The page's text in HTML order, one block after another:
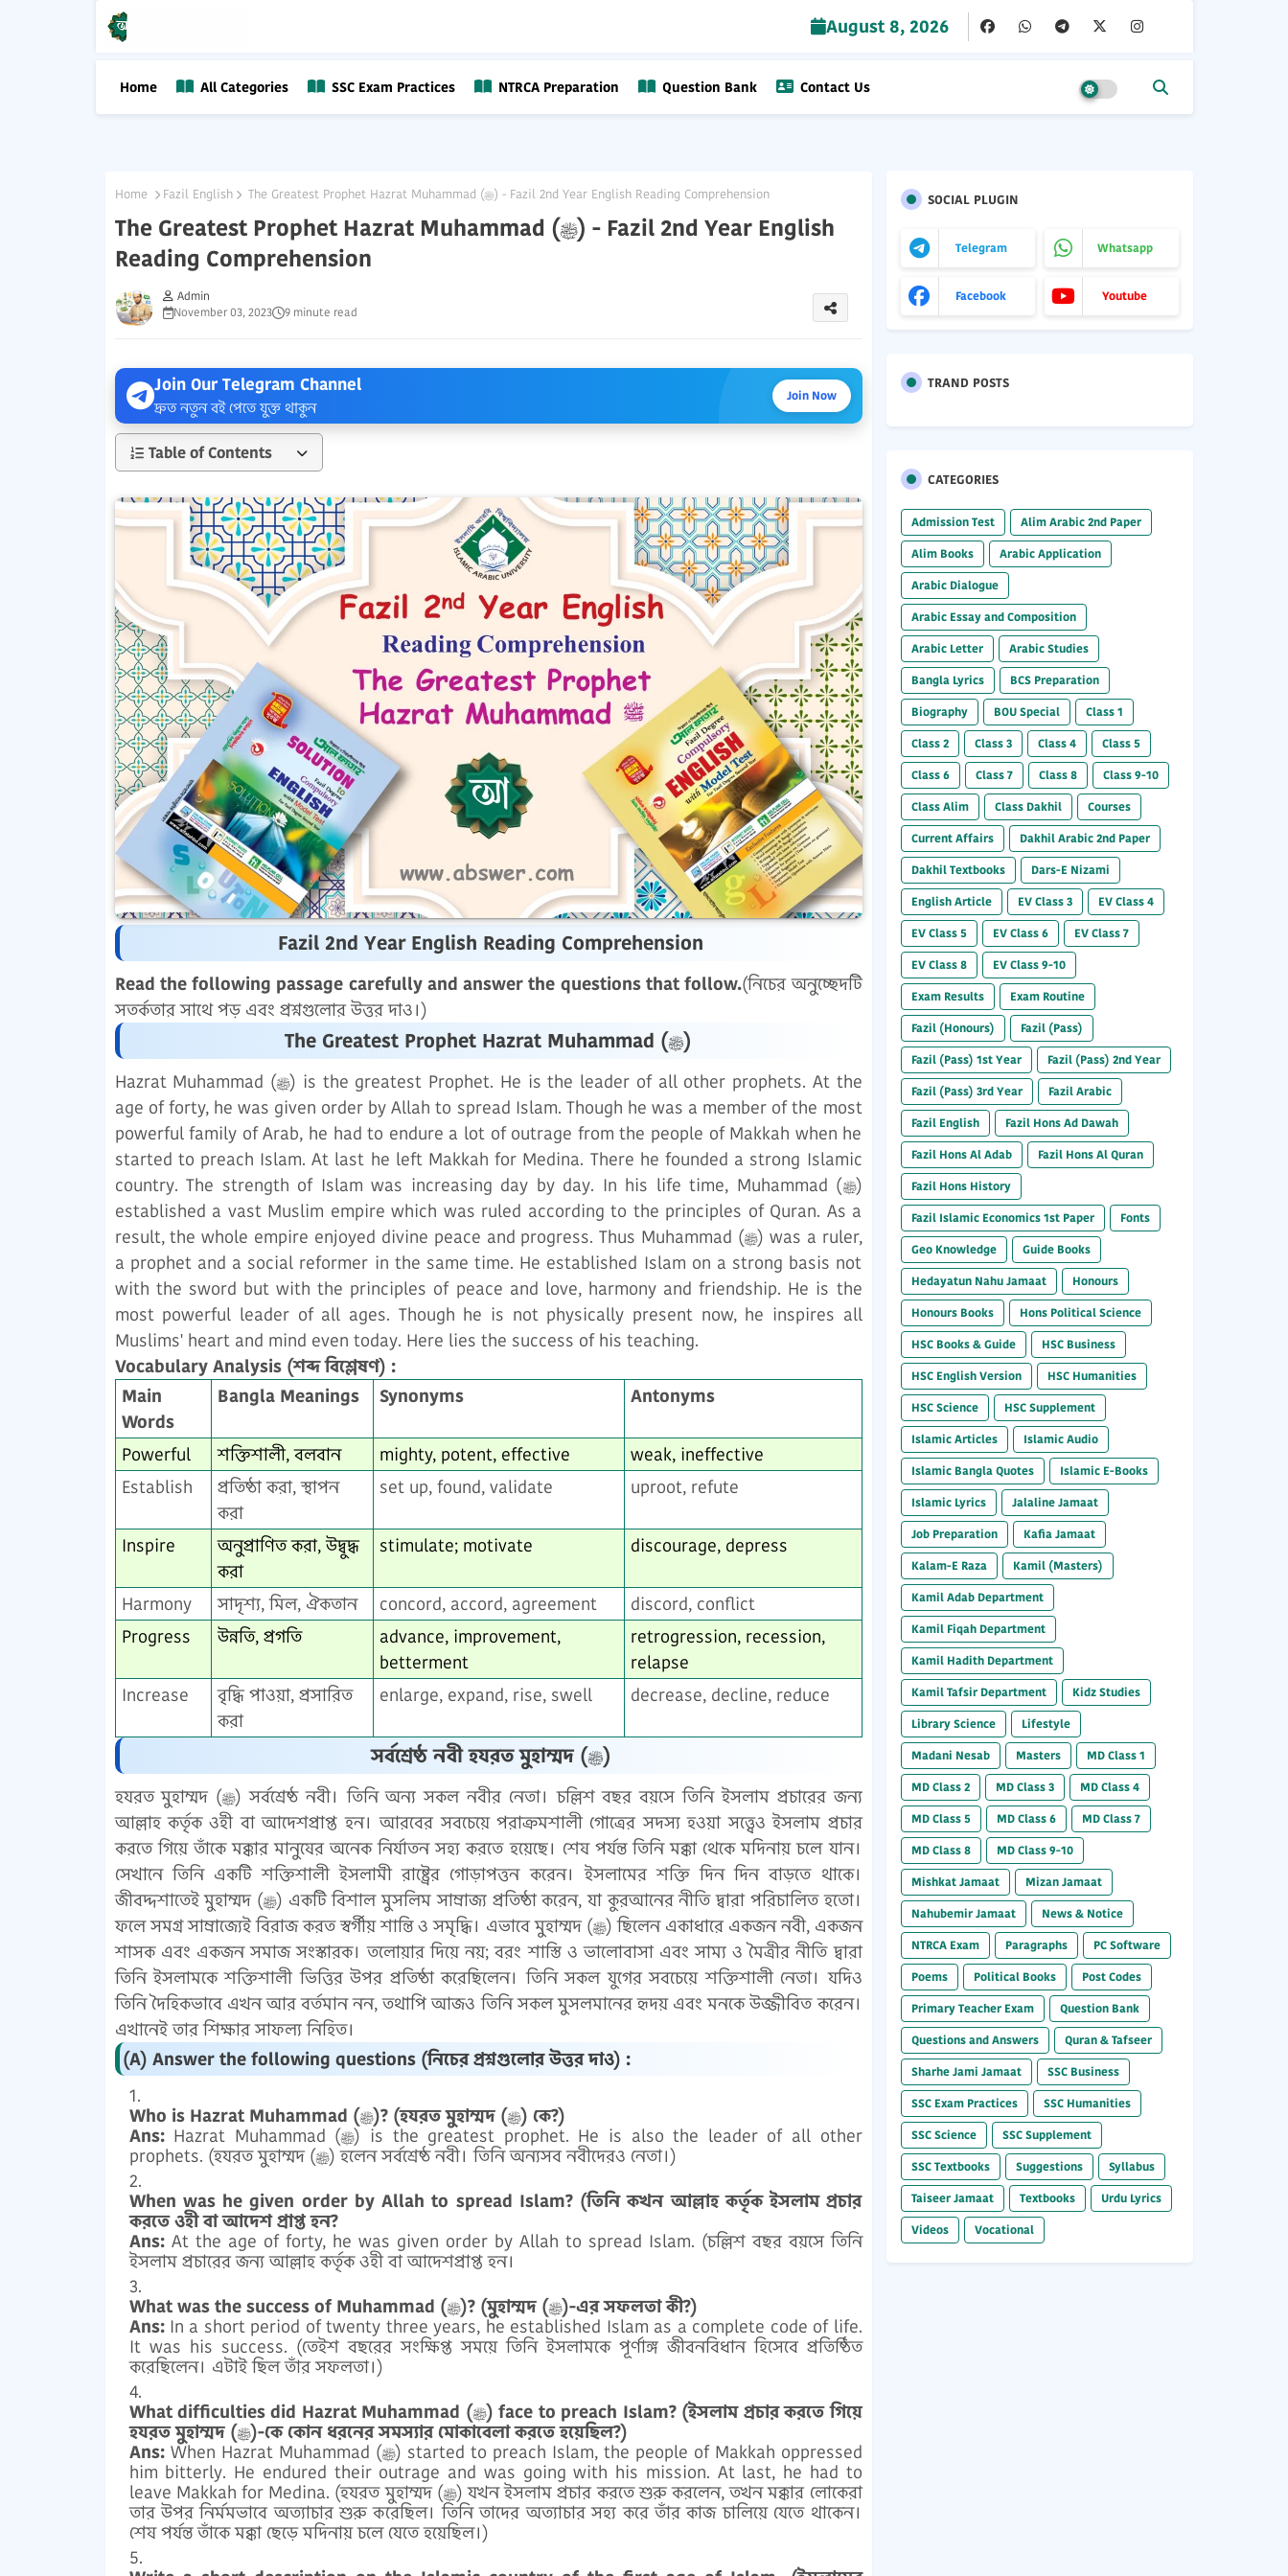
August 8, 2026
Home All Categories SSC Exam Practices NTRCA Preparation Question Bank Contact Us
Home Fazil English The Greatest Prophet Hazrat Muhammad (ﷺ) - Fazil 2nd Year English Reading Comprehension
The Greatest Prophet Hazrat Muhammad (ﷺ) - Fazil 2nd Year English
Reading Comprehension
Admin
November 03, 2023
9 minute read
Join Our Telegram Channel
দ্রুত নতুন বই পেতে যুক্ত থাকুন
Join Now
Table of Contents
Fazil 2nd Year English Reading Comprehension
Read the following passage carefully and answer the questions that follow.(নিচের অনুচ্ছেদটি
সতর্কতার সাথে পড় এবং প্রশ্নগুলোর উত্তর দাও।)
The Greatest Prophet Hazrat Muhammad (ﷺ)
Hazrat Muhammad (ﷺ) is the greatest Prophet. He is the leader of all other prophets. At the
age of forty, he was given order by Allah to spread Islam. Though he was a member of the most
powerful family of Arab, he had to endure a lot of outrage from the people of Makkah when he
started to preach Islam. At last he left Makkah for Medina. There he founded a strong Islamic
country. The strength of Islam was increasing day by day. In his life time, Muhammad (ﷺ)
established a vast Muslim empire which was ruled according to the principles of Quran. As a
result, the whole empire enjoyed divine peace and progress. Thus Muhammad (ﷺ) was a ruler,
a prophet and a social reformer in the same time. He established Islam on a strong basis not
with the sword but with the principles of peace and love, harmony and friendship. He is the
most powerful leader of all ages. Though he is not physically present now, he inspires all
Muslims' heart and mind even today. Here lies the success of his teaching.
Vocabulary Analysis (শব্দ বিশ্লেষণ) :
Main
Words
Bangla Meanings Synonyms Antonyms
Powerful শক্তিশালী, বলবান mighty, potent, effective
weak, ineffective
Establish
প্রতিষ্ঠা করা, স্থাপন
করা
set up, found, validate uproot, refute
Inspire
অনুপ্রাণিত করা, উদ্বুদ্ধ
করা
stimulate; motivate discourage, depress
Harmony সাদৃশ্য, মিল, ঐকতান concord, accord, agreement
discord, conflict
Progress
উন্নতি, প্রগতি
advance, improvement,
betterment
retrogression, recession,
relapse
Increase
বৃদ্ধি পাওয়া, প্রসারিত
করা
enlarge, expand, rise, swell decrease, decline, reduce
সর্বশ্রেষ্ঠ নবী হযরত মুহাম্মদ (ﷺ)
হযরত মুহাম্মদ (ﷺ) সর্বশ্রেষ্ঠ নবী। তিনি অন্য সকল নবীর নেতা। চল্লিশ বছর বয়সে তিনি ইসলাম প্রচারের জন্য
আল্লাহ কর্তৃক ওহী বা আদেশপ্রাপ্ত হন। আরবের সবচেয়ে পরাক্রমশালী গোত্রের সদস্য হওয়া সত্ত্বেও ইসলাম প্রচার
করতে গিয়ে তাঁকে মক্কার মানুষের অনেক নির্যাতন সহ্য করতে হয়েছে। শেষ পর্যন্ত তিনি মক্কা থেকে মদিনায় চলে যান।
সেখানে তিনি একটি শক্তিশালী ইসলামী রাষ্ট্রের গোড়াপত্তন করেন। ইসলামের শক্তি দিন দিন বাড়তে থাকে।
জীবদ্দশাতেই মুহাম্মদ (ﷺ) একটি বিশাল মুসলিম সাম্রাজ্য প্রতিষ্ঠা করেন, যা কুরআনের নীতি দ্বারা পরিচালিত হতো।
ফলে সমগ্র সাম্রাজ্যেই বিরাজ করত স্বর্গীয় শান্তি ও সমৃদ্ধি। এভাবে মুহাম্মদ (ﷺ) ছিলেন একাধারে একজন নবী, একজন
শাসক এবং একজন সমাজ সংস্কারক। তলোয়ার দিয়ে নয়; বরং শাস্তি ও ভালোবাসা এবং সাম্য ও মৈত্রীর নীতি দ্বারা
তিনি ইসলামকে শক্তিশালী ভিত্তির উপর প্রতিষ্ঠা করেছিলেন। তিনি সকল যুগের সবচেয়ে শক্তিশালী নেতা। যদিও
তিনি দৈহিকভাবে এখন আর বর্তমান নন, তথাপি আজও তিনি সকল মুসলমানের হৃদয় এবং মনকে উজ্জীবিত করেন।
এখানেই তার শিক্ষার সাফল্য নিহিত।
(A) Answer the following questions (নিচের প্রশ্নগুলোর উত্তর দাও) :
Who is Hazrat Muhammad (ﷺ)? (হযরত মুহাম্মদ (ﷺ) কে?)
Ans:Hazrat Muhammad (ﷺ) is the greatest prophet. He is also the leader of all other
prophets. (হযরত মুহাম্মদ (ﷺ) হলেন সর্বশ্রেষ্ঠ নবী। তিনি অন্যসব নবীদেরও নেতা।)
When was he given order by Allah to spread Islam? (তিনি কখন আল্লাহ কর্তৃক ইসলাম প্রচার
করতে ওহী বা আদেশ প্রাপ্ত হন?
Ans: At the age of forty, he was given order by Allah to spread Islam. (চল্লিশ বছর বয়সে তিনি
ইসলাম প্রচারের জন্য আল্লাহ কর্তৃক ওহী বা আদেশপ্রাপ্ত হন।
What was the success of Muhammad (ﷺ)? (মুহাম্মদ (ﷺ)-এর সফলতা কী?)
Ans: In a short period of twenty three years, he established Islam as a complete code of life.
It was his success. (তেইশ বছরের সংক্ষিপ্ত সময়ে তিনি ইসলামকে পূর্ণাঙ্গ জীবনবিধান হিসেবে প্রতিষ্ঠিত
করেছিলেন। এটাই ছিল তাঁর সফলতা।)
What difficulties did Hazrat Muhammad (ﷺ) face to preach Islam? (ইসলাম প্রচার করতে গিয়ে
হযরত মুহাম্মদ (ﷺ)-কে কোন ধরনের সমস্যার মোকাবেলা করতে হয়েছিল?)
Ans: When Hazrat Muhammad (ﷺ) started to preach Islam, the people of Makkah oppressed
him bitterly. He endured their outrage and was going with his mission. At last, he had to
leave Makkah for Medina. (হযরত মুহাম্মদ (ﷺ) যখন ইসলাম প্রচার করতে শুরু করলেন, তখন মক্কার লোকেরা
তার উপর নির্মমভাবে অত্যাচার শুরু করেছিল। তিনি তাদের অত্যাচার সহ্য করে তাঁর কাজ চালিয়ে যেতে থাকেন।
শেষ পর্যন্ত তাঁকে মক্কা ছেড়ে মদিনায় চলে যেতে হয়েছিল।)
SOCIAL PLUGIN
Telegram Whatsapp
Facebook Youtube
TRAND POSTS
CATEGORIES
Admission Test
Alim Arabic 2nd Paper
Alim Books
Arabic Application
Arabic Dialogue
Arabic Essay and Composition
Arabic Letter
Arabic Studies
Bangla Lyrics
BCS Preparation
Biography
BOU Special
Class 1
Class 2
Class 3 Class 4
Class 5
Class 6
Class 7 Class 8
Class 9-10
Class Alim
Class Dakhil
Courses
Current Affairs
Dakhil Arabic 2nd Paper
Dakhil Textbooks
Dars-E Nizami
English Article
EV Class 3
EV Class 4
EV Class 5
EV Class 6
EV Class 7
EV Class 8
EV Class 9-10
Exam Results
Exam Routine
Fazil (Honours)
Fazil (Pass)
Fazil (Pass) 1st Year
Fazil (Pass) 2nd Year
Fazil (Pass) 3rd Year
Fazil Arabic
Fazil English
Fazil Hons Ad Dawah
Fazil Hons Al Adab
Fazil Hons Al Quran
Fazil Hons History
Fazil Islamic Economics 1st Paper
Fonts
Geo Knowledge
Guide Books
Hedayatun Nahu Jamaat
Honours
Honours Books
Hons Political Science
HSC Books & Guide
HSC Business
HSC English Version
HSC Humanities
HSC Science
HSC Supplement
Islamic Articles
Islamic Audio
Islamic Bangla Quotes
Islamic E-Books
Islamic Lyrics
Jalaline Jamaat
Job Preparation
Kafia Jamaat
Kalam-E Raza
Kamil (Masters)
Kamil Adab Department
Kamil Fiqah Department
Kamil Hadith Department
Kamil Tafsir Department
Kidz Studies
Library Science
Lifestyle
Madani Nesab
Masters
MD Class 1
MD Class 2
MD Class 3
MD Class 4
MD Class 5
MD Class 6
MD Class 7
MD Class 8
MD Class 9-10
Mishkat Jamaat
Mizan Jamaat
Nahubemir Jamaat
News & Notice
NTRCA Exam
Paragraphs
PC Software
Poems
Political Books
Post Codes
Primary Teacher Exam
Question Bank
Questions and Answers
Quran & Tafseer
Sharhe Jami Jamaat
SSC Business
SSC Exam Practices
SSC Humanities
SSC Science
SSC Supplement
SSC Textbooks
Suggestions
Syllabus
Taiseer Jamaat
Textbooks
Urdu Lyrics
Videos
Vocational